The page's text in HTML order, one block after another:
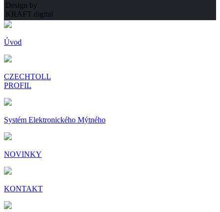
Design by
KRAFT digital
Úvod
CZECHTOLL
PROFIL
Systém Elektronického Mýtného
NOVINKY
KONTAKT